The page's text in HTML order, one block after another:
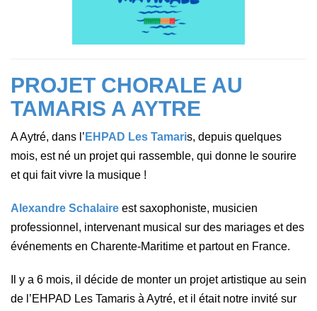
PROJET CHORALE AU
TAMARIS A AYTRE
A Aytré, dans l’ EHPAD Les Tamaris, depuis quelques
mois, est né un projet qui rassemble, qui donne le sourire
et qui fait vivre la musique !
Alexandre Schalaire est saxophoniste, musicien
professionnel, intervenant musical sur des mariages et des
événements en Charente-Maritime et partout en France.
Il y a 6 mois, il décide de monter un projet artistique au sein
de l’EHPAD Les Tamaris à Aytré, et il était notre invité sur